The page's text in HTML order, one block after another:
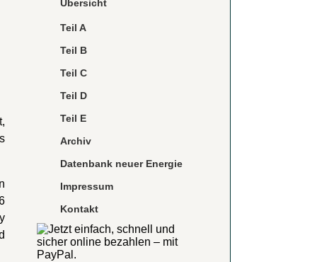
Übersicht
Teil A
Teil B
Teil C
Teil D
Teil E
Archiv
Datenbank neuer Energie
Impressum
Kontakt